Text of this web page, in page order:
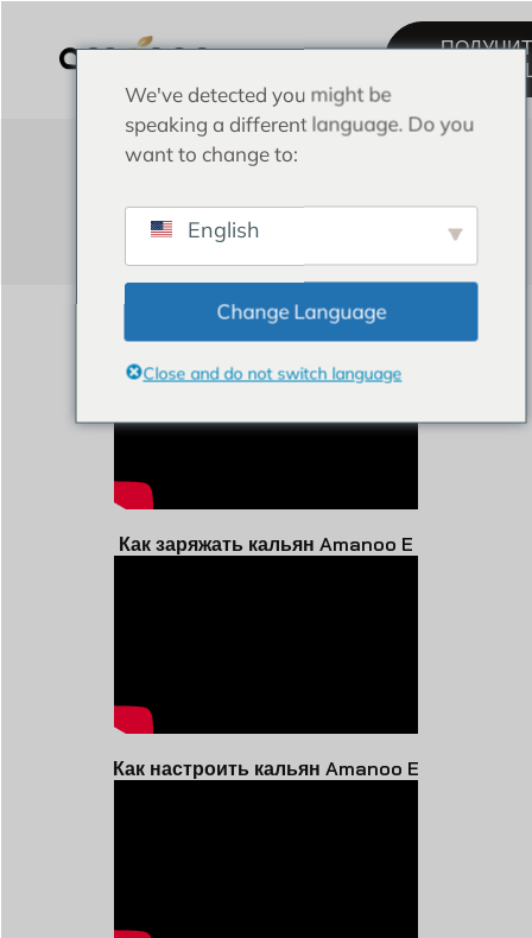
Видеоинструкция по
кальяну Amanoo E
Как собрать кальян Amanoo E
Как заряжать кальян Amanoo E
Как настроить кальян Amanoo E
We've detected you might be
speaking a different language. Do you
want to change to:
English
Change Language
Close and do not switch language